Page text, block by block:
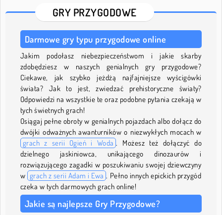
GRY PRZYGODOWE
Darmowe gry typu przygodowe online
Jakim podołasz niebezpieczeństwom i jakie skarby
zdobędziesz w naszych genialnych gry przygodowe?
Ciekawe, jak szybko jeżdżą najfajniejsze wyścigówki
świata? Jak to jest, zwiedzać prehistoryczne światy?
Odpowiedzi na wszystkie te oraz podobne pytania czekają w
tych świetnych grach!
Osiągaj pełne obroty w genialnych pojazdach albo dołącz do
dwójki odważnych awanturników o niezwykłych mocach w
grach z serii Ogień i Woda . Możesz też dołączyć do
dzielnego jaskiniowca, unikającego dinozaurów i
rozwiązującego zagadki w poszukiwaniu swojej dziewczyny
w grach z serii Adam i Ewa . Pełno innych epickich przygód
czeka w tych darmowych grach online!
Jakie są najlepsze Gry Przygodowe?